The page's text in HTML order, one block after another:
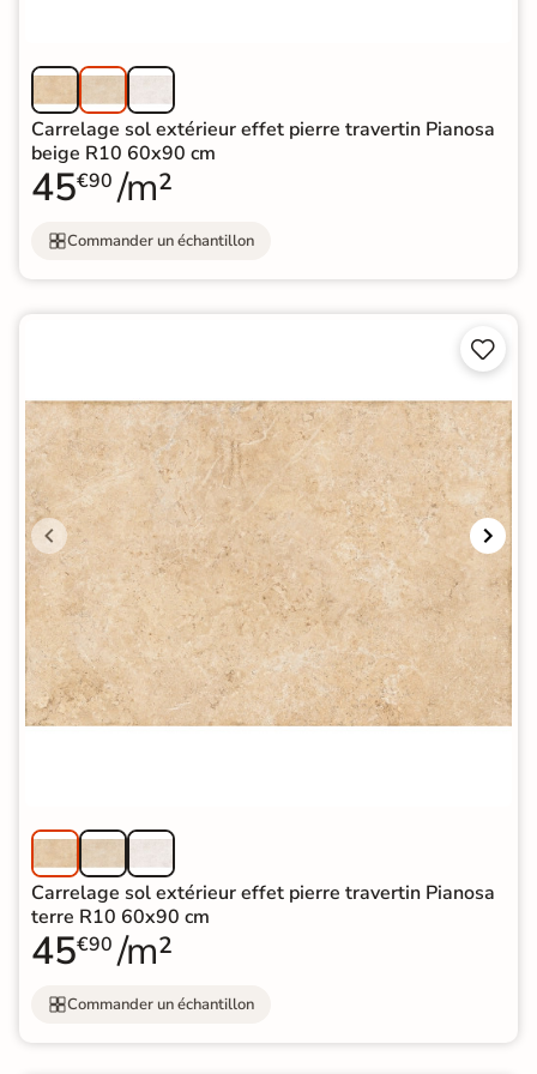
Carrelage sol extérieur effet pierre travertin Pianosa
beige R10 60x90 cm
45€90 /m²
Commander un échantillon


Carrelage sol extérieur effet pierre travertin Pianosa
terre R10 60x90 cm
45€90 /m²
Commander un échantillon